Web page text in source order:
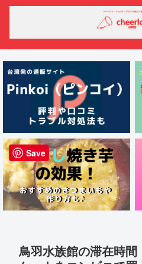
鳥羽水族館の滞在時
Save